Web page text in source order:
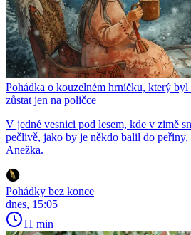
Pohádka o kouzelném hrníčku, který byl
zůstat jen na poličce
V jedné vesnici pod lesem, kde v zimě
pečlivě, jako by je někdo balil do
Anežka.
Pohádky bez konce
dnes, 15:05
11 min